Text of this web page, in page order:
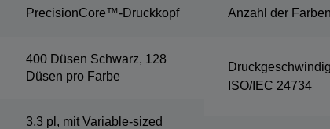
PrecisionCore™-Druckkopf
400 Düsen Schwarz, 128
Düsen pro Farbe
3,3 pl, mit Variable-sized
Anzahl der Farben
ISO/IEC 24734